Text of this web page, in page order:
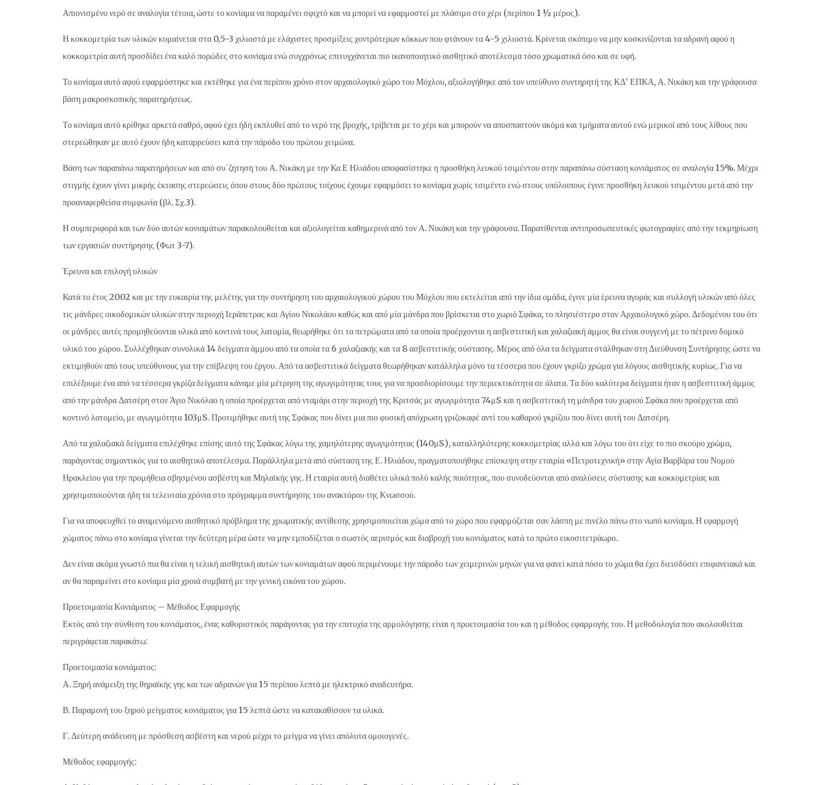
Απιονισμένο νερό σε αναλογία τέτοια, ώστε το κονίαμα να παραμένει σφιχτό και να μπορεί να εφαρμοστεί με πλάσιμο στο χέρι (περίπου 1 ½ μέρος).
Η κοκκομετρία των υλικών κυμαίνεται στα 0,5-3 χιλιοστά με ελάχιστες προσμίξεις χοντρότερων κόκκων που φτάνουν τα 4-5 χιλιοστά. Κρίνεται σκόπιμο να μην κοσκινίζονται τα αδρανή αφού η
κοκκομετρία αυτή προσδίδει ένα καλό πορώδες στο κονίαμα ενώ συγχρόνως επιτυγχάνεται πιο ικανοποιητικό αισθητικό αποτέλεσμα τόσο χρωματικά όσο και σε υφή.
Το κονίαμα αυτό αφού εφαρμόστηκε και εκτέθηκε για ένα περίπου χρόνο στον αρχαιολογικό χώρο του Μόχλου, αξιολογήθηκε από τον υπεύθυνο συντηρητή της ΚΔ’ ΕΠΚΑ, Α. Νικάκη και την γράφουσα
βάση μακροσκοπικής παρατηρήσεως.
Το κονίαμα αυτό κρίθηκε αρκετά σαθρό, αφού έχει ήδη εκπλυθεί από το νερό της βροχής, τρίβεται με το χέρι και μπορούν να αποσπαστούν ακόμα και τμήματα αυτού ενώ μερικοί από τους λίθους που
στερεώθηκαν με αυτό έχουν ήδη καταρρεύσει κατά την πάροδο του πρώτου χειμώνα.
Βάση των παραπάνω παρατηρήσεων και από συ΄ζητηση του Α. Νικάκη με την Κα Ε Ηλιάδου αποφασίστηκε η προσθήκη λευκού τσιμέντου στην παραπάνω σύσταση κονιάματος σε αναλογία 15%. Μέχρι
στιγμής έχουν γίνει μικρής έκτασης στερεώσεις όπου στους δύο πρώτους τοίχους έχουμε εφαρμόσει το κονίαμα χωρίς τσιμέντο ενώ στους υπόλοιπους έγινε προσθήκη λευκού τσιμέντου μετά από την
προαναφερθείσα συμφωνία (βλ. Σχ.3).
Η συμπεριφορά και των δύο αυτών κονιαμάτων παρακολουθείται και αξιολογείται καθημερινά από τον Α. Νικάκη και την γράφουσα. Παρατίθενται αντιπροσωπευτικές φωτογραφίες από την τεκμηρίωση
των εργασιών συντήρησης (Φωτ 3-7).
Έρευνα και επιλογή υλικών
Κατά το έτος 2002 και με την ευκαιρία της μελέτης για την συντήρηση του αρχαιολογικού χώρου του Μόχλου που εκτελείται από την ίδια ομάδα, έγινε μία έρευνα αγοράς και συλλογή υλικών από όλες
τις μάνδρες οικοδομικών υλικών στην περιοχή Ιεράπετρας και Αγίου Νικολάου καθώς και από μία μάνδρα που βρίσκεται στο χωριό Σφάκα, το πλησιέστερο στον Αρχαιολογικό χώρο. Δεδομένου του ότι
οι μάνδρες αυτές προμηθεύονται υλικά από κοντινά τους λατομία, θεωρήθηκε ότι τα πετρώματα από τα οποία προέρχονται η ασβεστιτική και χαλαζιακή άμμος θα είναι συγγενή με το πέτρινο δομικό
υλικό του χώρου. Συλλέχθηκαν συνολικά 14 δείγματα άμμου από τα οποία τα 6 χαλαζιακής και τα 8 ασβεστιτικής σύστασης. Μέρος από όλα τα δείγματα στάλθηκαν στη Διεύθυνση Συντήρησης ώστε να
εκτιμηθούν από τους υπεύθυνους για την επίβλεψη του έργου. Από τα ασβεστιτικά δείγματα θεωρήθηκαν κατάλληλα μόνο τα τέσσερα που έχουν γκρίζο χρώμα για λόγους αισθητικής κυρίως. Για να
επιλέξουμε ένα από τα τέσσερα γκρίζα δείγματα κάναμε μία μέτρηση της αγωγιμότητας τους για να προσδιορίσουμε την περιεκτικότητα σε άλατα. Τα δύο καλύτερα δείγματα ήταν η ασβεστιτική άμμος
από την μάνδρα Δατσέρη στον Άγιο Νικόλαο η οποία προέρχεται από νταμάρι στην περιοχή της Κριτσάς με αγωγιμότητα 74μS και η ασβεστιτική τη μάνδρα του χωριού Σφάκα που προέρχεται από
κοντινό λατομείο, με αγωγιμότητα 103μS. Προτιμήθηκε αυτή της Σφάκας που δίνει μια πιο φυσική απόχρωση γριζοκαφέ αντί του καθαρού γκρίζου που δίνει αυτή του Δατσέρη.
Από τα χαλαζιακά δείγματα επιλέχθηκε επίσης αυτό της Σφάκας λόγω της χαμηλότερης αγωγιμότητας (140μS), καταλληλότερης κοκκομετρίας αλλά και λόγω του ότι είχε το πιο σκούρο χρώμα,
παράγοντας σημαντικός για το αισθητικό αποτέλεσμα. Παράλληλα μετά από σύσταση της Ε. Ηλιάδου, πραγματοποιήθηκε επίσκεψη στην εταιρία «Πετροτεχνική» στην Αγία Βαρβάρα του Νομού
Ηρακλείου για την προμήθεια σβησμένου ασβέστη και Μηλαϊκής γης. Η εταιρία αυτή διαθέτει υλικά πολύ καλής ποιότητας, που συνοδεύονται από αναλύσεις σύστασης και κοκκομετρίας και
χρησιμοποιούνται ήδη τα τελευταία χρόνια στο πρόγραμμα συντήρησης του ανακτόρου της Κνωσσού.
Για να αποφευχθεί το αναμενόμενο αισθητικό πρόβλημα της χρωματικής αντίθεσης χρησιμοποιείται χώμα από το χώρο που εφαρμόζεται σαν λάσπη με πινέλο πάνω στο νωπό κονίαμα. Η εφαρμογή
χώματος πάνω στο κονίαμα γίνεται την δεύτερη μέρα ώστε να μην εμποδίζεται ο σωστός αερισμός και διαβροχή του κονιάματος κατά το πρώτο εικοσιτετράωρο.
Δεν είναι ακόμα γνωστό πια θα είναι η τελική αισθητική αυτών των κονιαμάτων αφού περιμένουμε την πάροδο των χειμερινών μηνών για να φανεί κατά πόσο το χώμα θα έχει διεισδύσει επιφανειακά και
αν θα παραμείνει στο κονίαμα μία χροιά συμβατή με την γενική εικόνα του χώρου.
Προετοιμασία Κονιάματος – Μέθοδος Εφαρμογής
Εκτός από την σύνθεση του κονιάματος, ένας καθοριστικός παράγοντας για την επιτυχία της αρμολόγησης είναι η προετοιμασία του και η μέθοδος εφαρμογής του. Η μεθοδολογία που ακολουθείται
περιγράφεται παρακάτω:
Προετοιμασία κονιάματος:
Α. Ξηρή ανάμειξη της θηραϊκής γης και των αδρανών για 15 περίπου λεπτά με ηλεκτρικό αναδευτήρα.
Β. Παραμονή του ξηρού μείγματος κονιάματος για 15 λεπτά ώστε να κατακαθίσουν τα υλικά.
Γ. Δεύτερη ανάδευση με πρόσθεση ασβέστη και νερού μέχρι το μείγμα να γίνει απόλυτα ομοιογενές.
Μέθοδος εφαρμογής: